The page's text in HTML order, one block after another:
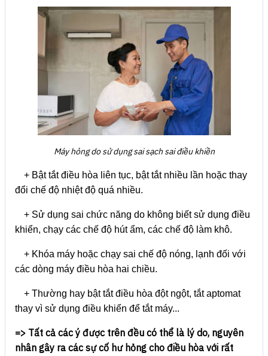
Máy hỏng do sử dụng sai sạch sai điều khiền
+ Bật tắt điều hòa liên tục, bật tắt nhiều lần hoặc thay
đổi chế độ nhiệt độ quá nhiều.
+ Sử dụng sai chức năng do không biết sử dụng điều
khiển, chạy các chế độ hút ẩm, các chế độ làm khô.
+ Khóa máy hoặc chạy sai chế độ nóng, lạnh đối với
các dòng máy điều hòa hai chiều.
+ Thường hay bật tắt điều hòa đột ngột, tắt aptomat
thay vì sử dụng điều khiển để tắt máy...
=> Tất cả các ý được trên đều có thể là lý do, nguyên
nhân gây ra các sự cố hư hỏng cho điều hòa với rất